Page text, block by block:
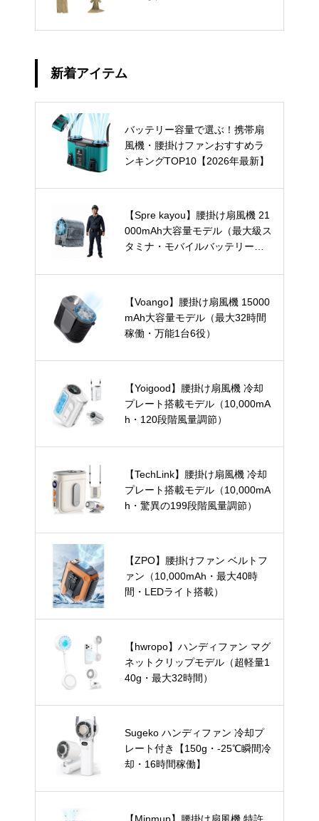
新着アイテム
バッテリー容量で選ぶ！携帯扇
風機・腰掛けファンおすすめラ
ンキングTOP10【2026年最新】
【Spre kayou】腰掛け扇風機 21
000mAh大容量モデル（最大級ス
タミナ・モバイルバッテリー兼
【Voango】腰掛け扇風機 15000
mAh大容量モデル（最大32時間
稼働・万能1台6役）
【Yoigood】腰掛け扇風機 冷却
プレート搭載モデル（10,000mA
h・120段階風量調節）
【TechLink】腰掛け扇風機 冷却
プレート搭載モデル（10,000mA
h・驚異の199段階風量調節）
【ZPO】腰掛けファン ベルトフ
ァン（10,000mAh・最大40時
間・LEDライト搭載）
【hwropo】ハンディファン マグ
ネットクリップモデル（超軽量1
40g・最大32時間）
Sugeko ハンディファン 冷却プ
レート付き【150g・-25℃瞬間冷
却・16時間稼働】